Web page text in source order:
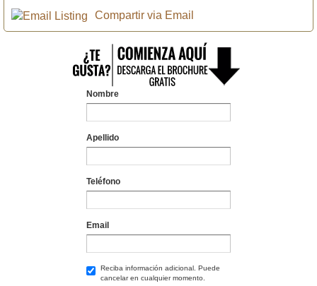
Compartir via Email
Nombre
Apellido
Teléfono
Email
Reciba información adicional. Puede
cancelar en cualquier momento.